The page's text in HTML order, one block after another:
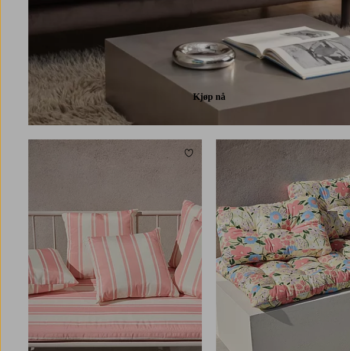
Kjøp nå
Legg til favoritter